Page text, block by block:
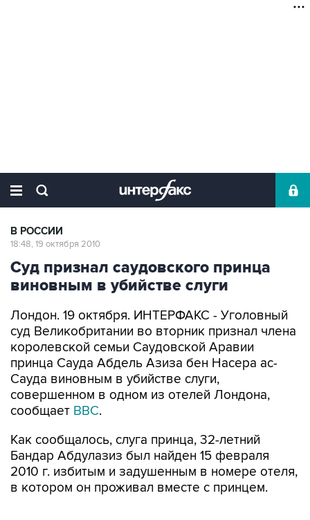
В РОССИИ
18:48, 19 октября 2010
Cуд признал саудовского принца
виновным в убийстве слуги
Лондон. 19 октября. ИНТЕРФАКС - Уголовный
суд Великобритании во вторник признал члена
королевской семьи Саудовской Аравии
принца Сауда Абдель Азиза бен Насера ас-
Сауда виновным в убийстве слуги,
совершенном в одном из отелей Лондона,
сообщает BBC.
Как сообщалось, слуга принца, 32-летний
Бандар Абдулазиз был найден 15 февраля
2010 г. избитым и задушенным в номере отеля,
в котором он проживал вместе с принцем.